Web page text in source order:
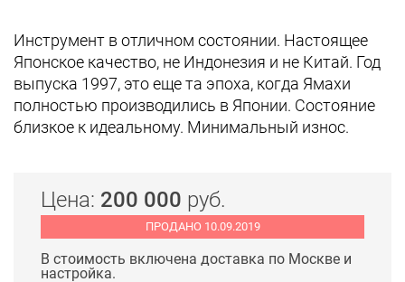
Инструмент в отличном состоянии. Настоящее
Японское качество, не Индонезия и не Китай. Год
выпуска 1997, это еще та эпоха, когда Ямахи
полностью производились в Японии. Состояние
близкое к идеальному. Минимальный износ.
Цена: 200 000 руб.
ПРОДАНО 10.09.2019
В стоимость включена доставка по Москве и
настройка.